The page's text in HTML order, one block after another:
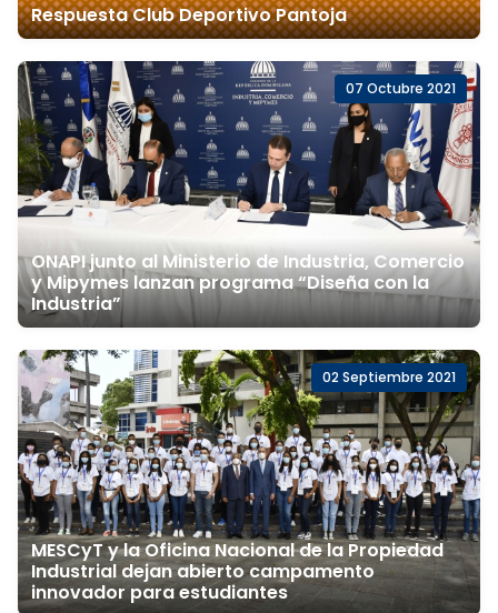
Respuesta Club Deportivo Pantoja
07 Octubre 2021
ONAPI junto al Ministerio de Industria, Comercio
y Mipymes lanzan programa “Diseña con la
Industria”
02 Septiembre 2021
MESCyT y la Oficina Nacional de la Propiedad
Industrial dejan abierto campamento
innovador para estudiantes